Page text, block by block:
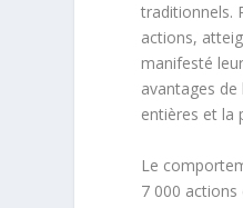
traditionnels.
actions,
manifesté
avantages de
entières et la
Le
7 000